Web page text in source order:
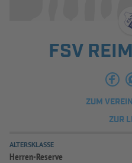
INFOTHEK
FSV
ZUM
ZUR
ALTERSKLASSE
Herren-Reserve